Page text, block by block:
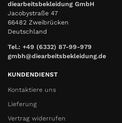
diearbeitsbekleidung GmbH
Jacobystraße 47
66482 Zweibrücken
Deutschland
Tel.: +49 (6332) 87-99-979
gmbh@diearbeitsbekleidung.de
KUNDENDIENST
Kontaktiere uns
Lieferung
Vertrag widerrufen